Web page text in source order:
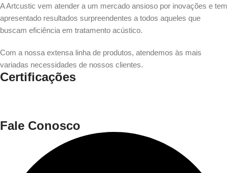
A Artcustic vem atender a um mercado ansioso por inovações e tem
apresentado resultados surpreendentes a todos aqueles que
buscam eficiência em tratamento acústico.
Com a nossa extensa linha de produtos, atendemos às mais
variadas necessidades de nossos clientes.
Certificações
Fale Conosco